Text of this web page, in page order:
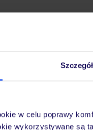
w celu poprawy
wykorzystywane są
odkrytych basenów ze